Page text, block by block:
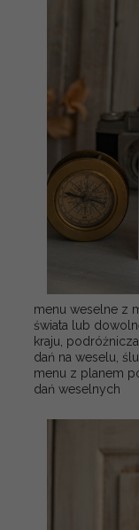
menu weselne z
świata lub
kraju,
dań na weselu,
menu z planem
dań weselnych